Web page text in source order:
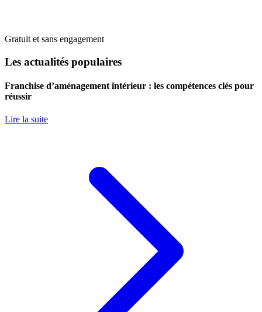
Gratuit et sans engagement
Les actualités populaires
Franchise d’aménagement intérieur : les compétences clés pour
réussir
Lire la suite